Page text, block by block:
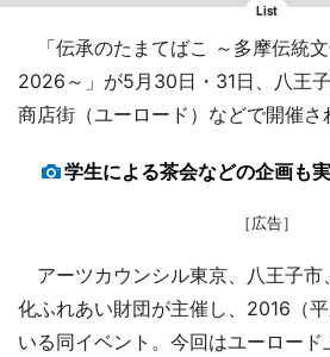
List
「伝承のたまてばこ ～多摩伝統
2026～」が5月30日・31日、八王
商店街（ユーロード）などで開催さ
学生による茶会などの企画も
［広告］
アーツカウンシル東京、八王子市
化ふれあい財団が主催し、2016（
いる同イベント。今回はユーロー